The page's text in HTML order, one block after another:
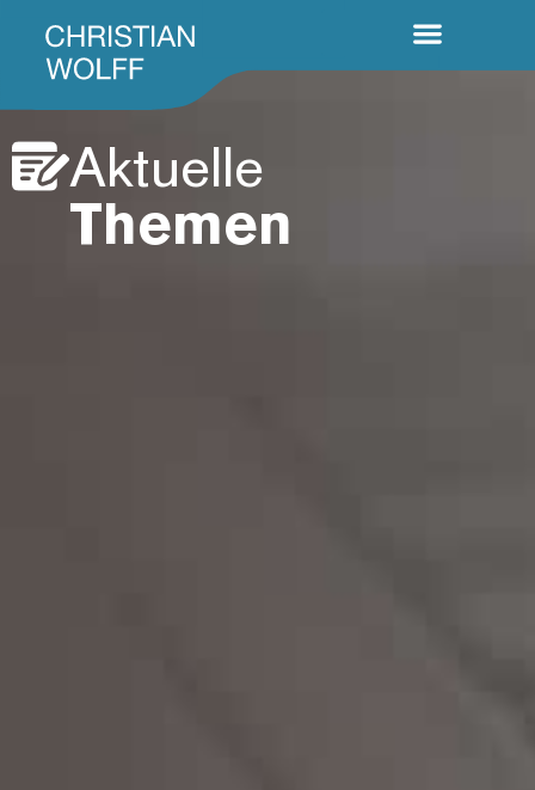
Aktuelle
Themen